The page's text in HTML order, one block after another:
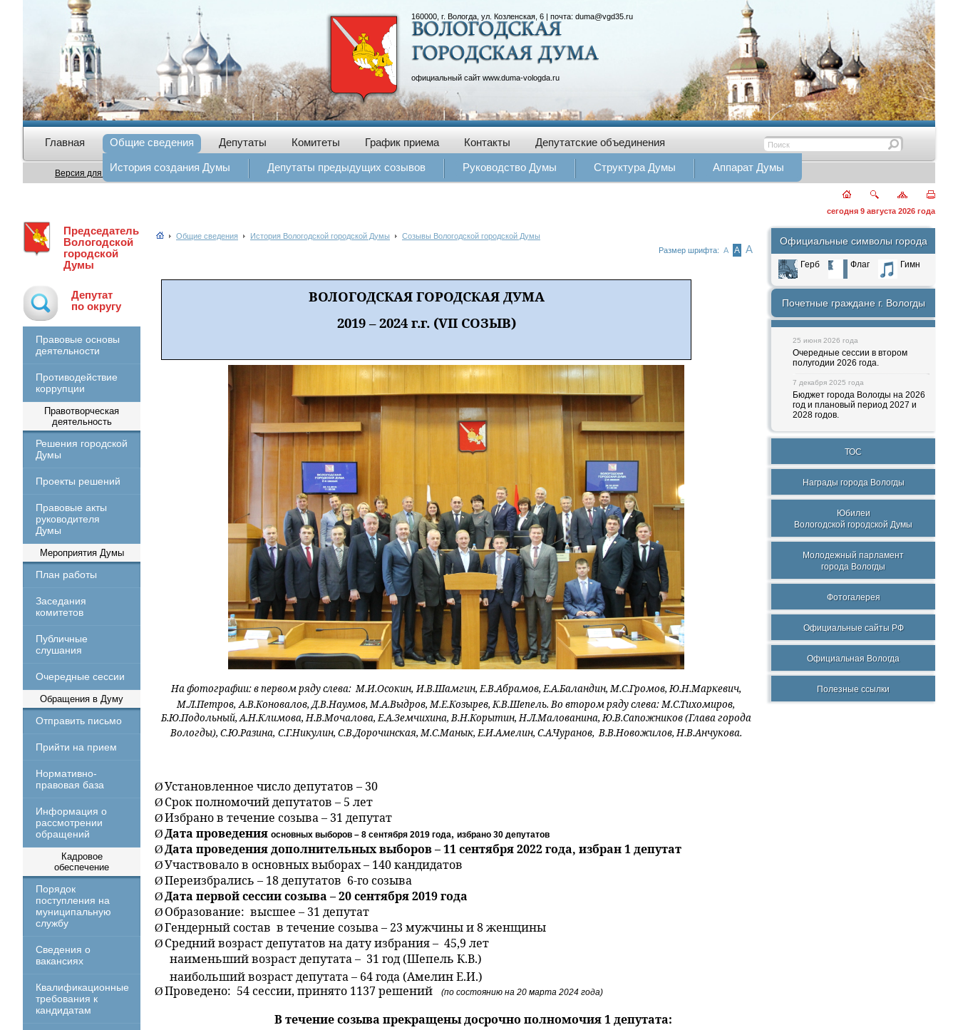
160000, г. Вологда, ул. Козленская, 6 | почта: duma@vgd35.ru
официальный сайт www.duma-vologda.ru
Главная Общие сведения
История создания Думы Депутаты предыдущих созывов Руководство Думы Структура Думы Аппарат Думы
Депутаты Комитеты График приема Контакты Депутатские объединения
Версия для слабовидящих
сегодня 9 августа 2026 года
Председатель
Вологодской
городской
Думы
Депутат
по округу
Правовые основы
деятельности
Противодействие
коррупции
Правотворческая
деятельность
Решения городской
Думы
Проекты решений
Правовые акты
руководителя
Думы
Мероприятия Думы
План работы
Заседания
комитетов
Публичные
слушания
Очередные сессии
Обращения в Думу
Отправить письмо
Прийти на прием
Нормативно-
правовая база
Информация о
рассмотрении
обращений
Кадровое
обеспечение
Порядок
поступления на
муниципальную
службу
Сведения о
вакансиях
Квалификационные
требования к
кандидатам
Общие сведения История Вологодской городской Думы
Созывы Вологодской городской Думы
Размер шрифта: А А А
ВОЛОГОДСКАЯ ГОРОДСКАЯ ДУМА
2019 – 2024 г.г. (VIIСОЗЫВ)
На фотографии: в первом ряду слева: М.И.Осокин, И.В.Шамгин, Е.В.Абрамов, Е.А.Баландин, М.С.Громов, Ю.Н.Маркевич,
М.Л.Петров, А.В.Коновалов, Д.В.Наумов, М.А.Выдров, М.Е.Козырев, К.В.Шепель.Во втором ряду слева:М.С.Тихомиров,
Б.Ю.Подольный, А.Н.Климова, Н.В.Мочалова, Е.А.Земчихина, В.Н.Корытин, Н.Л.Малованина,Ю.В.Сапожников (Глава города
Вологды), С.Ю.Разина, С.Г.Никулин, С.В.Дорочинская, М.С.Манык, Е.И.Амелин, С.А.Чуранов, В.В.Новожилов, Н.В.Анчукова.
ØУстановленное число депутатов – 30
Ø Срок полномочий депутатов – 5 лет
ØИзбрано в течение созыва – 31 депутат
ØДата проведения основных выборов – 8 сентября 2019 года, избрано 30 депутатов
ØДата проведения дополнительных выборов – 11 сентября 2022 года, избран 1 депутат
ØУчаствовало в основных выборах – 140 кандидатов
ØПереизбрались – 18 депутатов 6-го созыва
ØДата первой сессии созыва – 20 сентября 2019 года
Ø Образование: высшее – 31 депутат
ØГендерный состав в течение созыва – 23 мужчины и 8 женщины
Ø Средний возраст депутатов на дату избрания – 45,9 лет
наименьший возраст депутата – 31 год (Шепель К.В.)
наибольший возраст депутата – 64 года (Амелин Е.И.)
ØПроведено: 54 сессии, принято 1137 решений (по состоянию на 20 марта 2024 года)
В течение созыва прекращены досрочно полномочия 1 депутата:
Официальные символы города
Герб Флаг Гимн
Почетные граждане г. Вологды
25 июня 2026 года
Очередные сессии в втором
полугодии 2026 года.
7 декабря 2025 года
Бюджет города Вологды на 2026
год и плановый период 2027 и
2028 годов.
ТОС
Награды города Вологды
Юбилеи
Вологодской городской Думы
Молодежный парламент
города Вологды
Фотогалерея
Официальные сайты РФ
Официальная Вологда
Полезные ссылки